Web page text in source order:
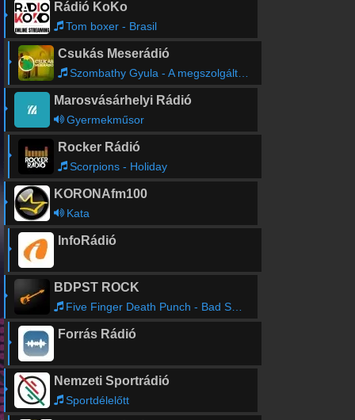
Rádió KoKo
Tom boxer - Brasil
Csukás Meserádió
Szombathy Gyula - A megszolgált pénz
Marosvásárhelyi Rádió
Gyermekműsor
Rocker Rádió
Scorpions - Holiday
KORONAfm100
Kata
InfoRádió
BDPST ROCK
Five Finger Death Punch - Bad Seed
Forrás Rádió
Nemzeti Sportrádió
Sportdélelőtt